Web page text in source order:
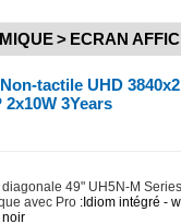
> ECRAN
tactile UHD
3Years
49" UH5N-M
avec Pro :Idiom intégré -
noir